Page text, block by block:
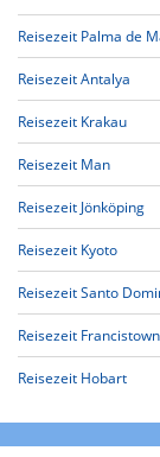
Reisezeit Palma de
Reisezeit Antalya
Reisezeit Krakau
Reisezeit Man
Reisezeit Jönköping
Reisezeit Kyoto
Reisezeit Santo
Reisezeit Francistown
Reisezeit Hobart